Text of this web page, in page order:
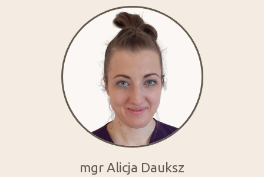
mgr Alicja Dauksz